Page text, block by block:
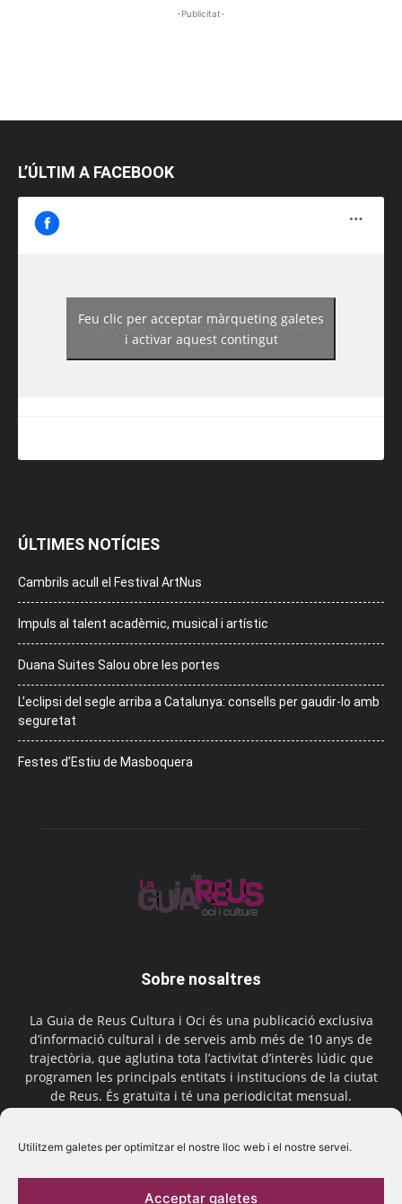
Utilitzem galetes per optimitzar el nostre lloc web i el nostre servei.
Acceptar galetes
-Publicitat-
L’ÚLTIM A FACEBOOK
https://www.facebook.com/guiadereus/
Feu clic per acceptar màrqueting galetes
i activar aquest contingut
ÚLTIMES NOTÍCIES
Cambrils acull el Festival ArtNus
Impuls al talent acadèmic, musical i artístic
Duana Suites Salou obre les portes
L’eclipsi del segle arriba a Catalunya: consells per gaudir-lo amb
seguretat
Festes d’Estiu de Masboquera
Sobre nosaltres
La Guia de Reus Cultura i Oci és una publicació exclusiva
d’informació cultural i de serveis amb més de 10 anys de
trajectòria, que aglutina tota l’activitat d’interès lúdic que
programen les principals entitats i institucions de la ciutat
de Reus. És gratuïta i té una periodicitat mensual.